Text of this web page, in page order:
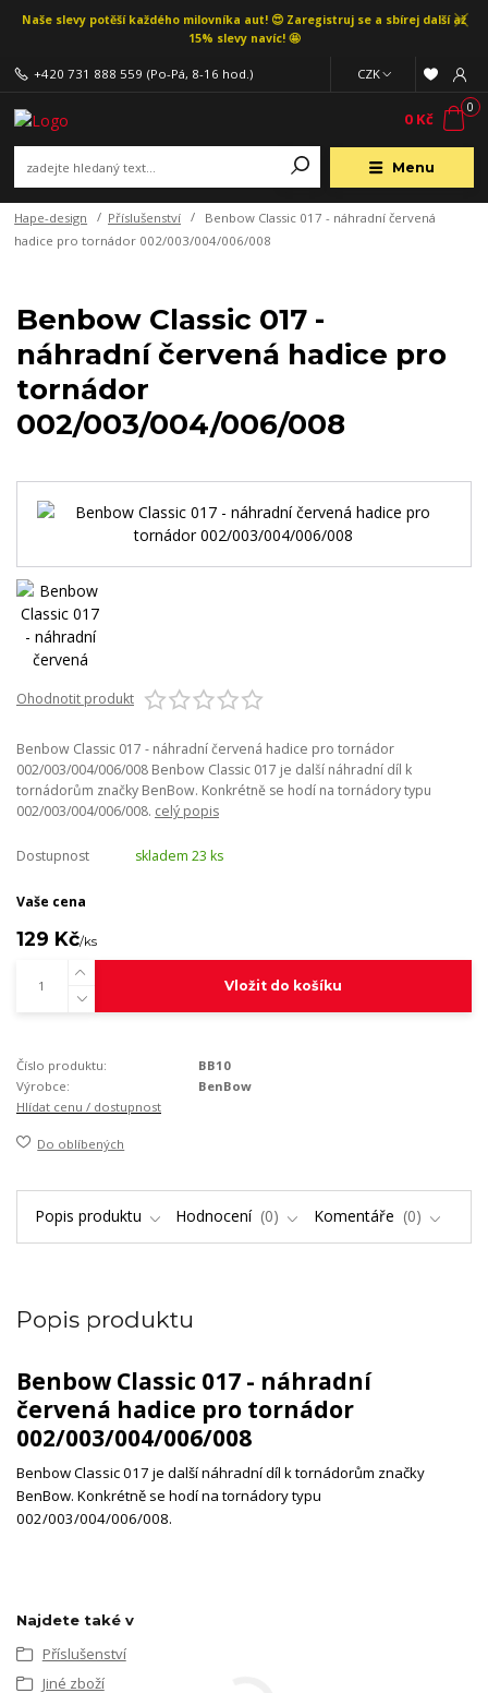
Naše slevy potěší každého milovníka aut! 😍 Zaregistruj se a sbírej další až
15% slevy navíc! 🤩
Menu
CZK
+420 731 888 559 (Po-Pá, 8-16 hod.)
0
0 Kč
Hape-design Příslušenství
Benbow Classic 017 - náhradní červená
hadice pro tornádor 002/003/004/006/008
Benbow Classic 017 -
náhradní červená hadice pro
tornádor
002/003/004/006/008
Ohodnotit produkt
Benbow Classic 017 - náhradní červená hadice pro tornádor
002/003/004/006/008 Benbow Classic 017 je další náhradní díl k
tornádorům značky BenBow. Konkrétně se hodí na tornádory typu
002/003/004/006/008. celý popis
Dostupnost skladem 23 ks
Vaše cena
129 Kč/ks
Vložit do košíku
Číslo produktu:
BB10
Výrobce:
BenBow
Hlídat cenu / dostupnost
Do oblíbených
Popis produktu Hodnocení 0 Komentáře 0
Popis produktu
Benbow Classic 017 - náhradní
červená hadice pro tornádor
002/003/004/006/008
Benbow Classic 017 je další náhradní díl k tornádorům značky
BenBow. Konkrétně se hodí na tornádory typu
002/003/004/006/008.
Najdete také v
Příslušenství
Jiné zboží